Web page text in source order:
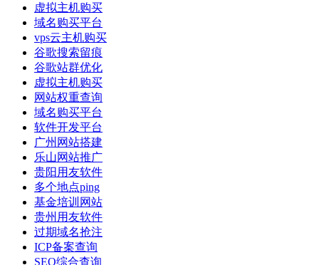
虚拟主机购买
域名购买平台
vps云主机购买
谷歌搜索留痕
谷歌站群优化
虚拟主机购买
网站权重查询
域名购买平台
软件开发平台
广州网站搭建
乐山网站推广
贵阳用友软件
多个地点ping
基金培训网站
贵州用友软件
过期域名抢注
ICP备案查询
SEO综合查询